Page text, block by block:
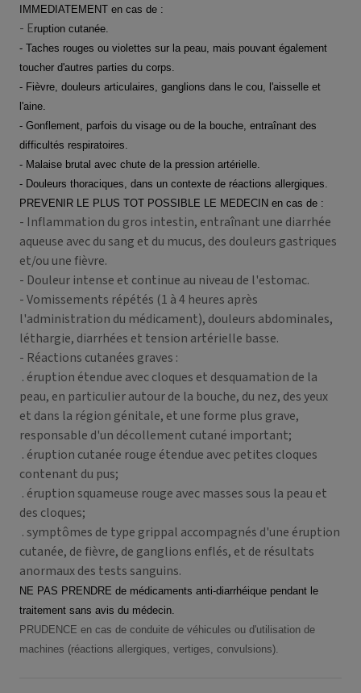
IMMEDIATEMENT en cas de :
- Eruption cutanée.
- Taches rouges ou violettes sur la peau, mais pouvant également
toucher d'autres parties du corps.
- Fièvre, douleurs articulaires, ganglions dans le cou, l'aisselle et
l'aine.
- Gonflement, parfois du visage ou de la bouche, entraînant des
difficultés respiratoires.
- Malaise brutal avec chute de la pression artérielle.
- Douleurs thoraciques, dans un contexte de réactions allergiques.
PREVENIR LE PLUS TOT POSSIBLE LE MEDECIN en cas de :
- Inflammation du gros intestin, entraînant une diarrhée
aqueuse avec du sang et du mucus, des douleurs gastriques
et/ou une fièvre.
- Douleur intense et continue au niveau de l'estomac.
- Vomissements répétés (1 à 4 heures après
l'administration du médicament), douleurs abdominales,
léthargie, diarrhées et tension artérielle basse.
- Réactions cutanées graves :
. éruption étendue avec cloques et desquamation de la
peau, en particulier autour de la bouche, du nez, des yeux
et dans la région génitale, et une forme plus grave,
responsable d'un décollement cutané important;
. éruption cutanée rouge étendue avec petites cloques
contenant du pus;
. éruption squameuse rouge avec masses sous la peau et
des cloques;
. symptômes de type grippal accompagnés d'une éruption
cutanée, de fièvre, de ganglions enflés, et de résultats
anormaux des tests sanguins.
NE PAS PRENDRE de médicaments anti-diarrhéique pendant le
traitement sans avis du médecin.
PRUDENCE en cas de conduite de véhicules ou d'utilisation de
machines (réactions allergiques, vertiges, convulsions).